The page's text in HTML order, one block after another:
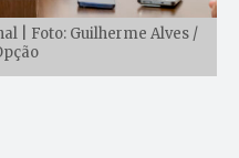
| Foto: Guilherme Alves /